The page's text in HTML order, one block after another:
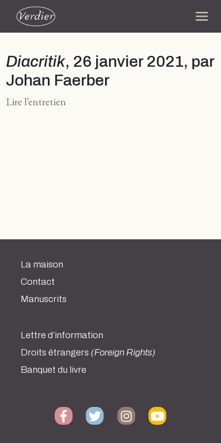
Diacritik, 26 janvier 2021, par
Johan Faerber
Lire l’entretien
La maison
Contact
Manuscrits
Lettre d’information
Droits étrangers (Foreign Rights)
Banquet du livre